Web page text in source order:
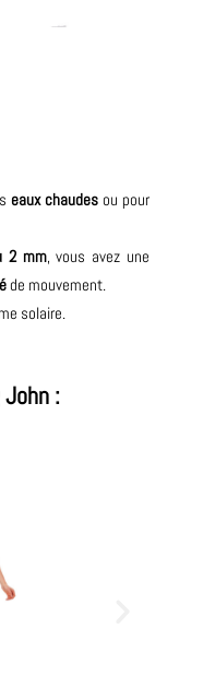
eaux chaudesou pour
2 mm, vous avez une
de mouvement.
solaire.
: